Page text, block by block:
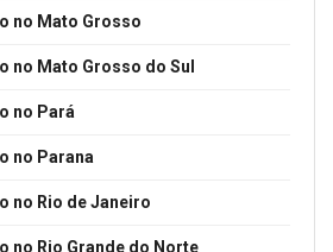
no Mato Grosso
no Mato Grosso do Sul
no Pará
no Parana
no Rio de Janeiro
no Rio Grande do Norte